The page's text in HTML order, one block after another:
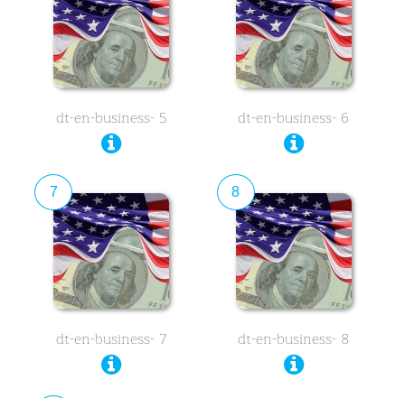
dt-en-business- 5 dt-en-business- 6
7
dt-en-business- 7
8
dt-en-business- 8